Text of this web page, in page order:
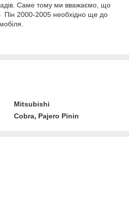
Саме тому ми вважаємо, що
Пін 2000-2005 необхідно ще до
Mitsubishi
Cobra, Pajero Pinin